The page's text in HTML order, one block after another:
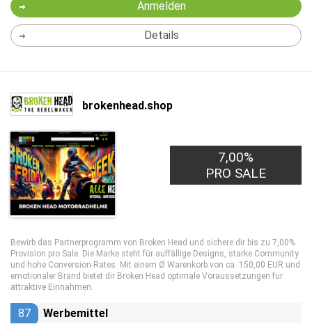
Anmelden
Details
brokenhead.shop
7,00%
PRO SALE
Bewirb das Partnerprogramm von Broken Head und sichere dir bis zu 7,00%
Provision pro Sale. Die Marke steht für auffällige Designs, starke Community
und hohe Conversion-Rates. Mit einem Ø Warenkorb von ca. 150,00 EUR und
emotionaler Brand bietet dir Broken Head optimale Voraussetzungen für
attraktive Einnahmen.
87 Werbemittel